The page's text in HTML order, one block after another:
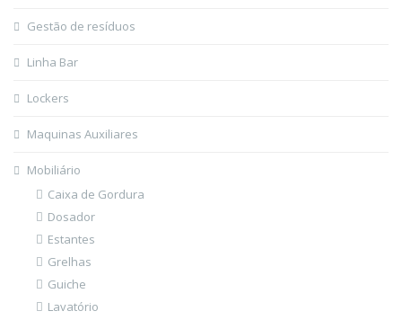
Gestão de resíduos
Linha Bar
Lockers
Maquinas Auxiliares
Mobiliário
Caixa de Gordura
Dosador
Estantes
Grelhas
Guiche
Lavatório